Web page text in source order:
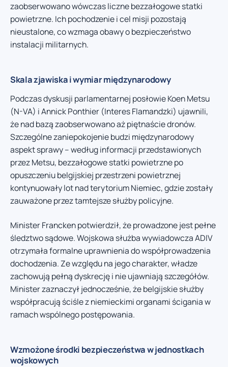
zaobserwowano wówczas liczne bezzałogowe statki
powietrzne. Ich pochodzenie i cel misji pozostają
nieustalone, co wzmaga obawy o bezpieczeństwo
instalacji militarnych.
Skala zjawiska i wymiar międzynarodowy
Podczas dyskusji parlamentarnej posłowie Koen Metsu
(N-VA) i Annick Ponthier (Interes Flamandzki) ujawnili,
że nad bazą zaobserwowano aż piętnaście dronów.
Szczególne zaniepokojenie budzi międzynarodowy
aspekt sprawy – według informacji przedstawionych
przez Metsu, bezzałogowe statki powietrzne po
opuszczeniu belgijskiej przestrzeni powietrznej
kontynuowały lot nad terytorium Niemiec, gdzie zostały
zauważone przez tamtejsze służby policyjne.
Minister Francken potwierdził, że prowadzone jest pełne
śledztwo sądowe. Wojskowa służba wywiadowcza ADIV
otrzymała formalne uprawnienia do współprowadzenia
dochodzenia. Ze względu na jego charakter, władze
zachowują pełną dyskrecję i nie ujawniają szczegółów.
Minister zaznaczył jednocześnie, że belgijskie służby
współpracują ściśle z niemieckimi organami ścigania w
ramach wspólnego postępowania.
Wzmożone środki bezpieczeństwa w jednostkach
wojskowych